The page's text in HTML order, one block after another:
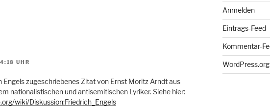
UHR
Engels zugeschriebenes Zitat von Ernst Moritz Arndt aus
nationalistischen und antisemitischen Lyriker. Siehe hier:
wiki/Diskussion:Friedrich_Engels
Anmelden
Eintrags-Feed
Kommentar-
WordPress.org